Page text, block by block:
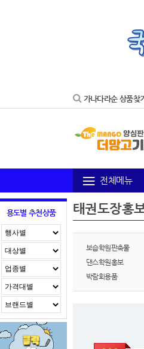
가나다라순 상품찾기
전체메뉴
용도별 추천상품 태권도장홍
보습학원판촉물
댄스학원홍보
박람회용품